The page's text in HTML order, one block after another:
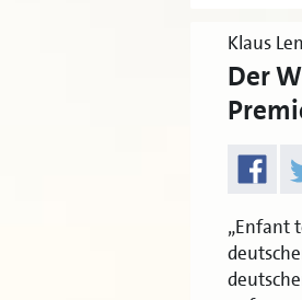
Klaus
Der
„Enfant